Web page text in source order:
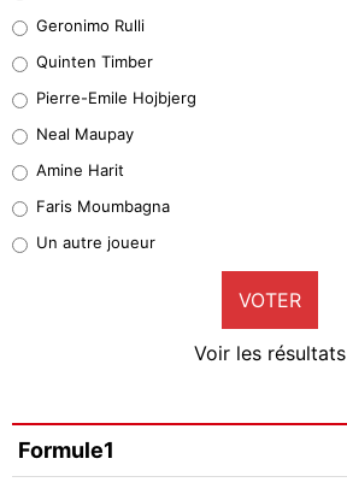
32%
5%
1%
9%
Faris Moumbagna
4%
Geronimo Rulli
Quinten Timber
Pierre-Emile Hojbjerg
Neal Maupay
Amine Harit
Faris Moumbagna
Un autre joueur
VOTER
Voir les résultats
Formule1